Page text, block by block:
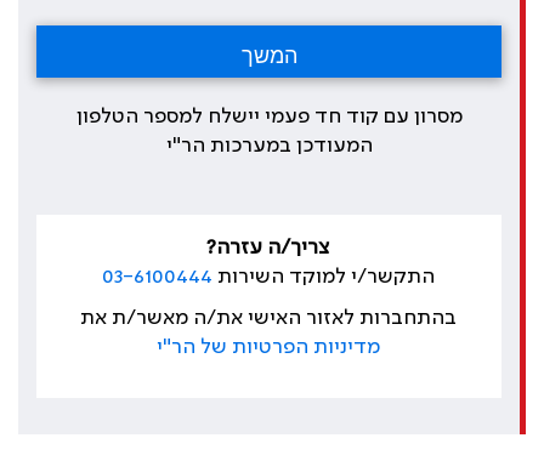
מסרון עם קוד חד פעמי יישלח למספר הטלפון
המעודכן במערכות הר"י
צריך/ה עזרה?
התקשר/י למוקד השירות 03-6100444
בהתחברות לאזור האישי את/ה מאשר/ת את
מדיניות הפרטיות של הר"י